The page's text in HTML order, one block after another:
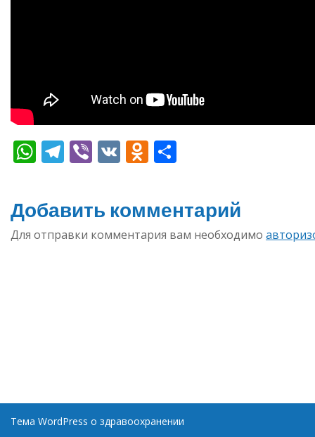
WhatsApp
Telegram
Viber
VK Odnoklassniki
Добавить комментарий
Для отправки комментария вам необходимо
Тема WordPress о здравоохранении